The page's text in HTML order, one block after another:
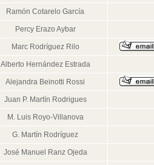
Ramón Cotarelo García
Percy Erazo Aybar
Marc Rodríguez Rilo
Alberto Hernández Estrada
Alejandra Beinotti Rossi
Juan P. Martín Rodrigues
M. Luis Royo-Villanova
G. Martín Rodríguez
José Manuel Ranz Ojeda